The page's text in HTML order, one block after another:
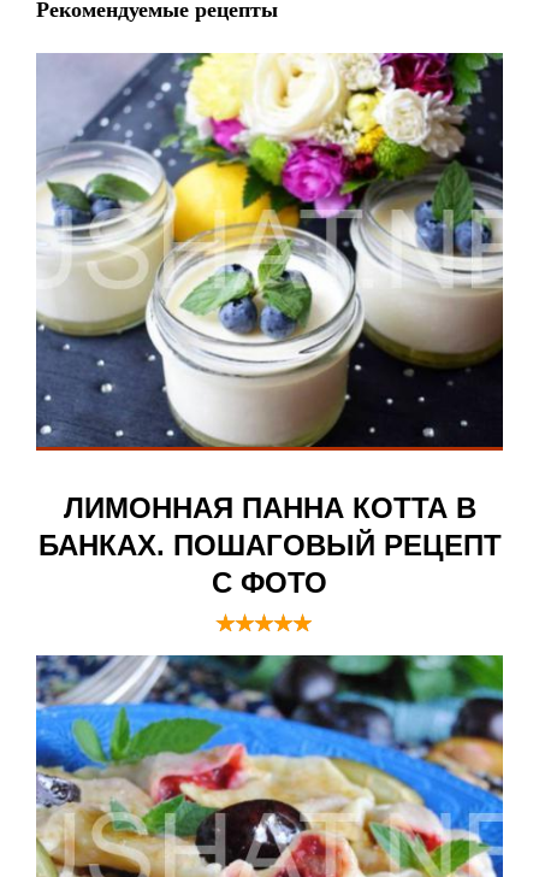
Рекомендуемые рецепты
ЛИМОННАЯ ПАННА КОТТА В
БАНКАХ. ПОШАГОВЫЙ РЕЦЕПТ
С ФОТО